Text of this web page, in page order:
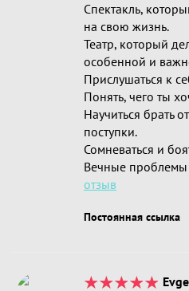
Спектакль,
на свою жизнь.
Театр, который
особенной и
Прислушаться к
Понять, чего ты
Научиться брать
поступки.
Сомневаться и
Вечные проблемы
отзыв
Постоянная ссылка